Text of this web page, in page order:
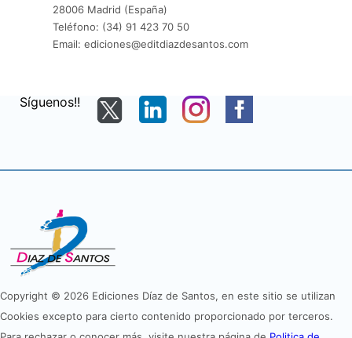
28006 Madrid (España)
Teléfono: (34) 91 423 70 50
Email: ediciones@editdiazdesantos.com
Síguenos!!
Copyright © 2026 Ediciones Díaz de Santos, en este sitio se utilizan
Cookies excepto para cierto contenido proporcionado por terceros.